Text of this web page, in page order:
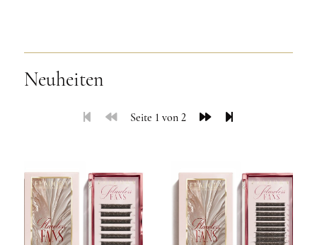
Neuheiten
Seite 1 von 2